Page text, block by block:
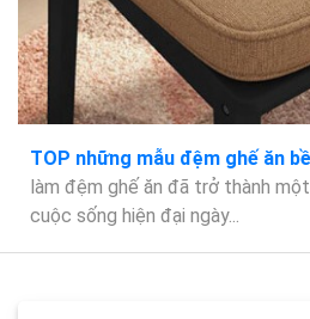
TOP những mẫu đệm ghế ăn
làm đệm ghế ăn đã trở thành
cuộc sống hiện đại ngày...